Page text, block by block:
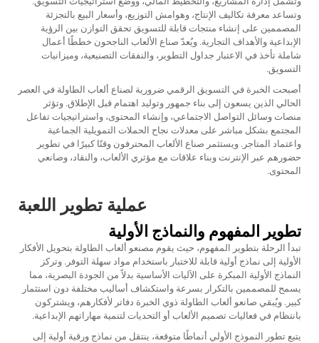
وتساعد معرفة تكاليف الإنتاج، وهوامش التوزيع، وأسعار البيع بالتجزئة
المصممين على إنشاء منتجات قابلة للتسويق تحقق التوازن بين الرؤية
الإبداعية والأهداف التجارية. ويُعدّ صناع الألعاب الناجحون خططًا أعمال
شاملة تأخذ في الاعتبار جداول التطوير، والنفقات التصنيعية، وميزانيات
التسويق.
أصبحت الخبرة في التسويق الرقمي ضرورية لصناع ألعاب الطاولة في العصر
الحالي الذين يسعون إلى بناء جمهور وتوليد اهتمام قبل الإطلاق. وتؤثر
منصات وسائل التواصل الاجتماعي، وإنشاء المحتوى، واستراتيجيات تفاعل
المجتمع بشكل مباشر على معدلات نجاح الحملات التمويلية الجماعية
واعتماد المتاجر. ويستثمر صناع الألعاب المحترفون وقتًا كبيرًا في تطوير
حضورهم عبر الإنترنت وبناء علاقات مع مؤثري الألعاب، والنقاد، وصانعي
المحتوى.
عملية تطوير اللعبة
تطوير المفهوم والنماذج الأولية
تبدأ الرحلة بتطوير المفهوم، حيث يقوم مصنعو ألعاب الطاولة بتحويل الأفكار
الأولية إلى نماذج أولية قابلة للاختبار باستخدام مواد سهلة التوفر. وتركز
النماذج الأولية المبكرة على الآليات الأساسية بدلاً من الجودة البصرية، مما
يسمح للمصممين بالتكرار بسرعة واستكشاف أساليب مختلفة دون استثمار
كبير. ويُبقي صانعو ألعاب الطاولة ذوي الخبرة دفاتر لأفكارهم، ويشتركون
بانتظام في فعاليات تصميم الألعاب أو التحديات لتنمية مهاراتهم الإبداعية.
يتبع تطور النموذج الأولي أنماطًا متوقعة، ينتقل من نماذج ورقية أولية إلى